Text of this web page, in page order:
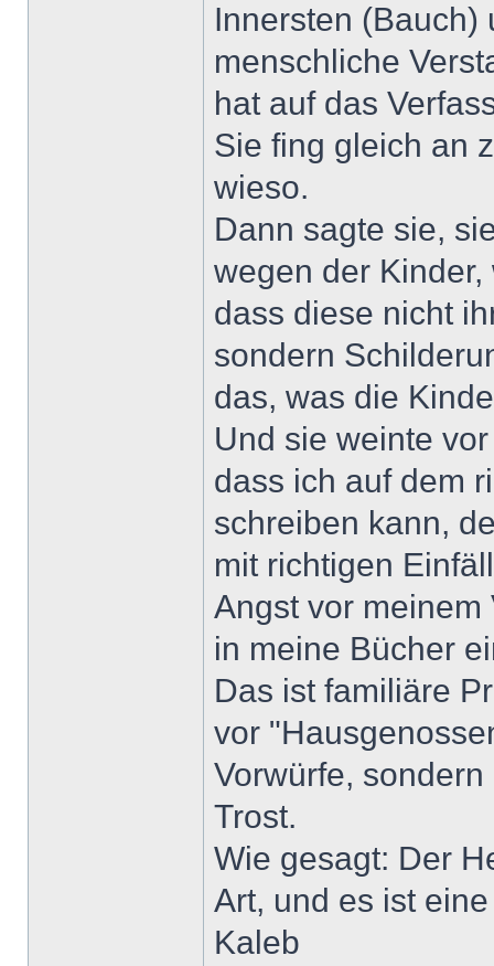
Innersten (Bauch)
menschliche
hat auf das
Sie fing gleich an
wieso.
Dann sagte sie,
wegen der
dass diese nicht
sondern
das, was die
Und sie weinte
dass ich auf dem
schreiben kann,
mit richtigen
Angst vor meinem
in meine Bücher
Das ist familiäre
vor
Vorwürfe,
Trost.
Wie gesagt: Der
Art, und es ist
Kaleb